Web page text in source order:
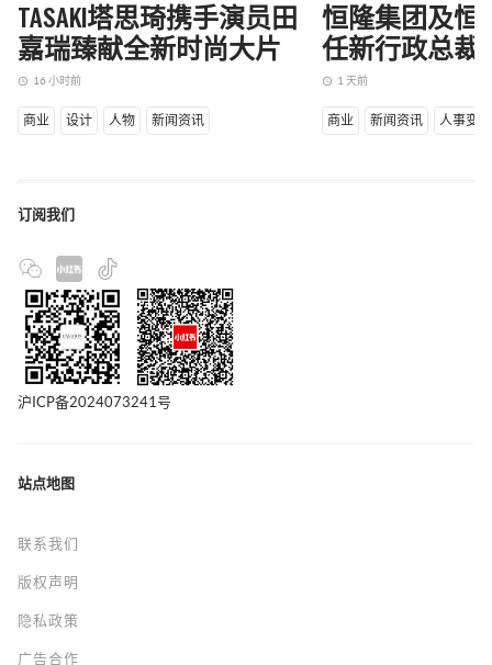
TASAKI塔思琦携手演员田
嘉瑞臻献全新时尚大片
access_time 16 小时前
商业 设计 人物 新闻资讯
恒隆集团及恒
任新行政总裁
access_time 1 天前
商业 新闻资讯 人事变动
订阅我们
沪ICP备2024073241号
站点地图
联系我们
版权声明
隐私政策
广告合作